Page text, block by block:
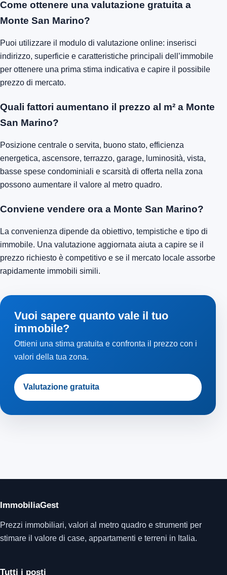
Come ottenere una valutazione gratuita a
Monte San Marino?
Puoi utilizzare il modulo di valutazione online: inserisci
indirizzo, superficie e caratteristiche principali dell’immobile
per ottenere una prima stima indicativa e capire il possibile
prezzo di mercato.
Quali fattori aumentano il prezzo al m² a Monte
San Marino?
Posizione centrale o servita, buono stato, efficienza
energetica, ascensore, terrazzo, garage, luminosità, vista,
basse spese condominiali e scarsità di offerta nella zona
possono aumentare il valore al metro quadro.
Conviene vendere ora a Monte San Marino?
La convenienza dipende da obiettivo, tempistiche e tipo di
immobile. Una valutazione aggiornata aiuta a capire se il
prezzo richiesto è competitivo e se il mercato locale assorbe
rapidamente immobili simili.
Vuoi sapere quanto vale il tuo
immobile?
Ottieni una stima gratuita e confronta il prezzo con i
valori della tua zona.
Valutazione gratuita
ImmobiliaGest
Prezzi immobiliari, valori al metro quadro e strumenti per
stimare il valore di case, appartamenti e terreni in Italia.
Tutti i posti